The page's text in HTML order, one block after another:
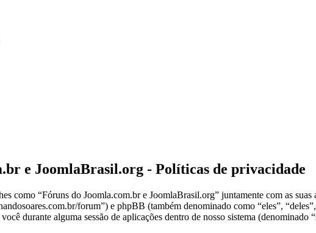
e JoomlaBrasil.org - Políticas de privacidade
como “Fóruns do Joomla.com.br e JoomlaBrasil.org” juntamente com as
forum”) e phpBB (também denominado como “eles”,
durante alguma sessão de aplicações dentro de nosso sistema (denominado